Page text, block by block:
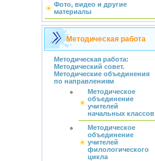
Фото, видео и другие
материалы
Методическая работа
Методическая работа:
Методический совет.
Методические объединения
по направлениям
Методическое
объединение
учителей
начальных классов
Методическое
объединение
учителей
филологического
цикла